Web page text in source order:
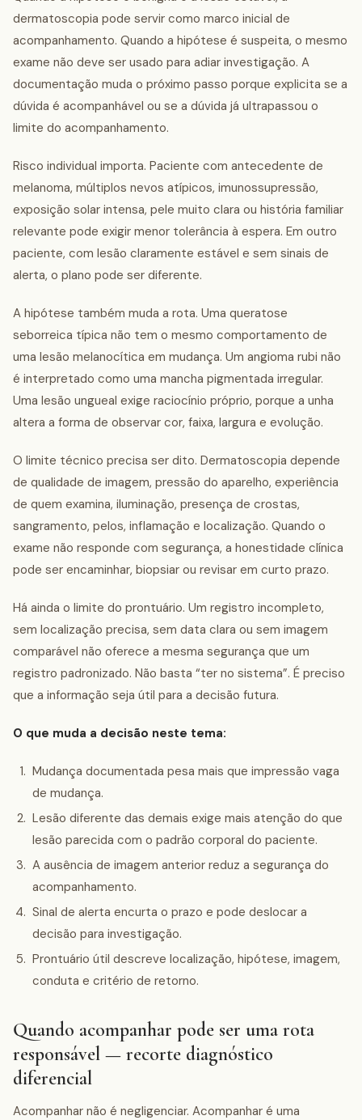
dermatoscopia pode servir como marco inicial de
acompanhamento. Quando a hipótese é suspeita, o mesmo
exame não deve ser usado para adiar investigação. A
documentação muda o próximo passo porque explicita se a
dúvida é acompanhável ou se a dúvida já ultrapassou o
limite do acompanhamento.
Risco individual importa. Paciente com antecedente de
melanoma, múltiplos nevos atípicos, imunossupressão,
exposição solar intensa, pele muito clara ou história familiar
relevante pode exigir menor tolerância à espera. Em outro
paciente, com lesão claramente estável e sem sinais de
alerta, o plano pode ser diferente.
A hipótese também muda a rota. Uma queratose
seborreica típica não tem o mesmo comportamento de
uma lesão melanocítica em mudança. Um angioma rubi não
é interpretado como uma mancha pigmentada irregular.
Uma lesão ungueal exige raciocínio próprio, porque a unha
altera a forma de observar cor, faixa, largura e evolução.
O limite técnico precisa ser dito. Dermatoscopia depende
de qualidade de imagem, pressão do aparelho, experiência
de quem examina, iluminação, presença de crostas,
sangramento, pelos, inflamação e localização. Quando o
exame não responde com segurança, a honestidade clínica
pode ser encaminhar, biopsiar ou revisar em curto prazo.
Há ainda o limite do prontuário. Um registro incompleto,
sem localização precisa, sem data clara ou sem imagem
comparável não oferece a mesma segurança que um
registro padronizado. Não basta “ter no sistema”. É preciso
que a informação seja útil para a decisão futura.
O que muda a decisão neste tema:
Mudança documentada pesa mais que impressão vaga
de mudança.
Lesão diferente das demais exige mais atenção do que
lesão parecida com o padrão corporal do paciente.
A ausência de imagem anterior reduz a segurança do
acompanhamento.
Sinal de alerta encurta o prazo e pode deslocar a
decisão para investigação.
Prontuário útil descreve localização, hipótese, imagem,
conduta e critério de retorno.
Quando acompanhar pode ser uma rota
responsável — recorte diagnóstico
diferencial
Acompanhar não é negligenciar. Acompanhar é uma